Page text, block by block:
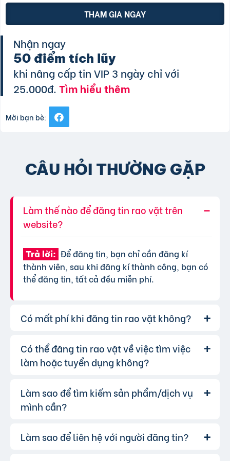
THAM GIA NGAY
Nhận ngay
50 điểm tích lũy
khi nâng cấp tin VIP 3 ngày chỉ với
25.000đ.Tìm hiểu thêm
Mời bạn bè:
CÂU HỎI THƯỜNG GẶP
Làm thế nào để đăng tin rao vặt trên
website?
Trả lời: Để đăng tin, bạn chỉ cần đăng kí
thành viên, sau khi đăng kí thành công, bạn có
thể đăng tin, tất cả đều miễn phí.
Có mất phí khi đăng tin rao vặt không?
Trả lời: Chúng tôi cung cấp gói đăng tin miễn
phí cơ bản cho tất cả người dùng. Tuy nhiên, để
thị, bạn có thể lựa chọn các gói dịch vụ nâng
cấp với chi phí hợp lý, xem thêmphí dịch vụ tin
VIP.
Có thể đăng tin rao vặt về việc tìm việc
làm hoặc tuyển dụng không?
Trả lời: Hoàn toàn có thể. Website của chúng
tôi hỗ trợ đăng tin tuyển dụng và tìm việc làm.
đủ thông tin.
Làm sao để tìm kiếm sản phẩm/dịch vụ
mình cần?
Trả lời: Bạn có thể sử dụng công cụ tìm kiếm
Làm sao để liên hệ với người đăng tin?